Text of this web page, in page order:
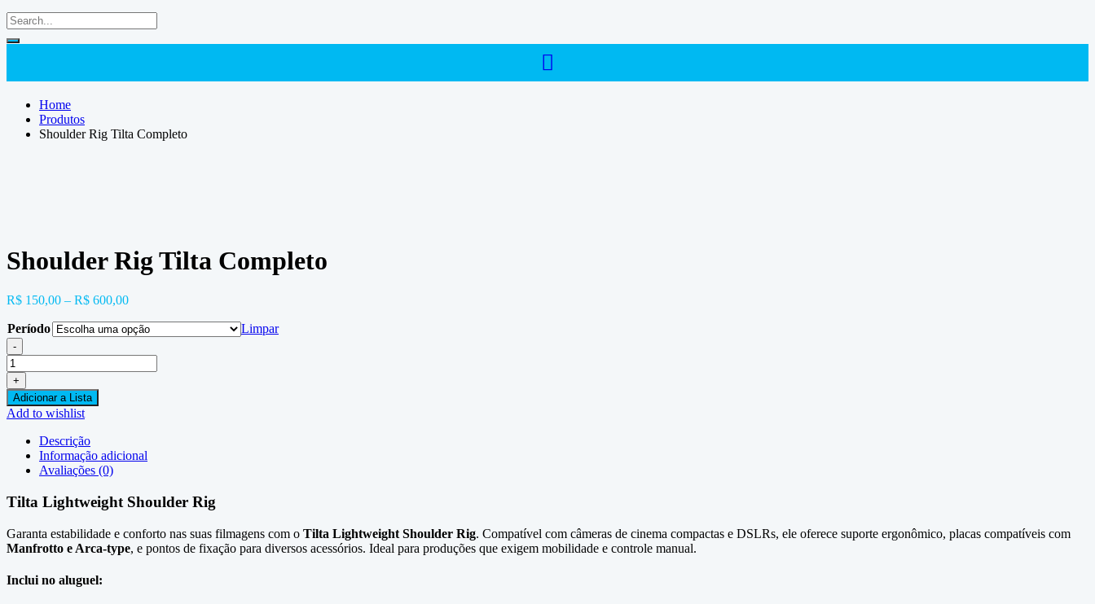
Home
Produtos
Shoulder Rig Tilta Completo
Shoulder Rig Tilta Completo
R$ 150,00 – R$ 600,00
Período Limpar
-
Shoulder
Rig
Tilta
Completo
quantidade
+
Adicionar a Lista
Add to wishlist
Descrição
Informação adicional
Avaliações (0)
Tilta Lightweight Shoulder Rig
Garanta estabilidade e conforto nas suas filmagens com o Tilta Lightweight Shoulder Rig. Compatível com câmeras de cinema compactas e DSLRs, ele oferece suporte ergonômico, placas compatíveis com
Manfrotto e Arca-type, e pontos de fixação para diversos acessórios. Ideal para produções que exigem mobilidade e controle manual.
Inclui no aluguel: